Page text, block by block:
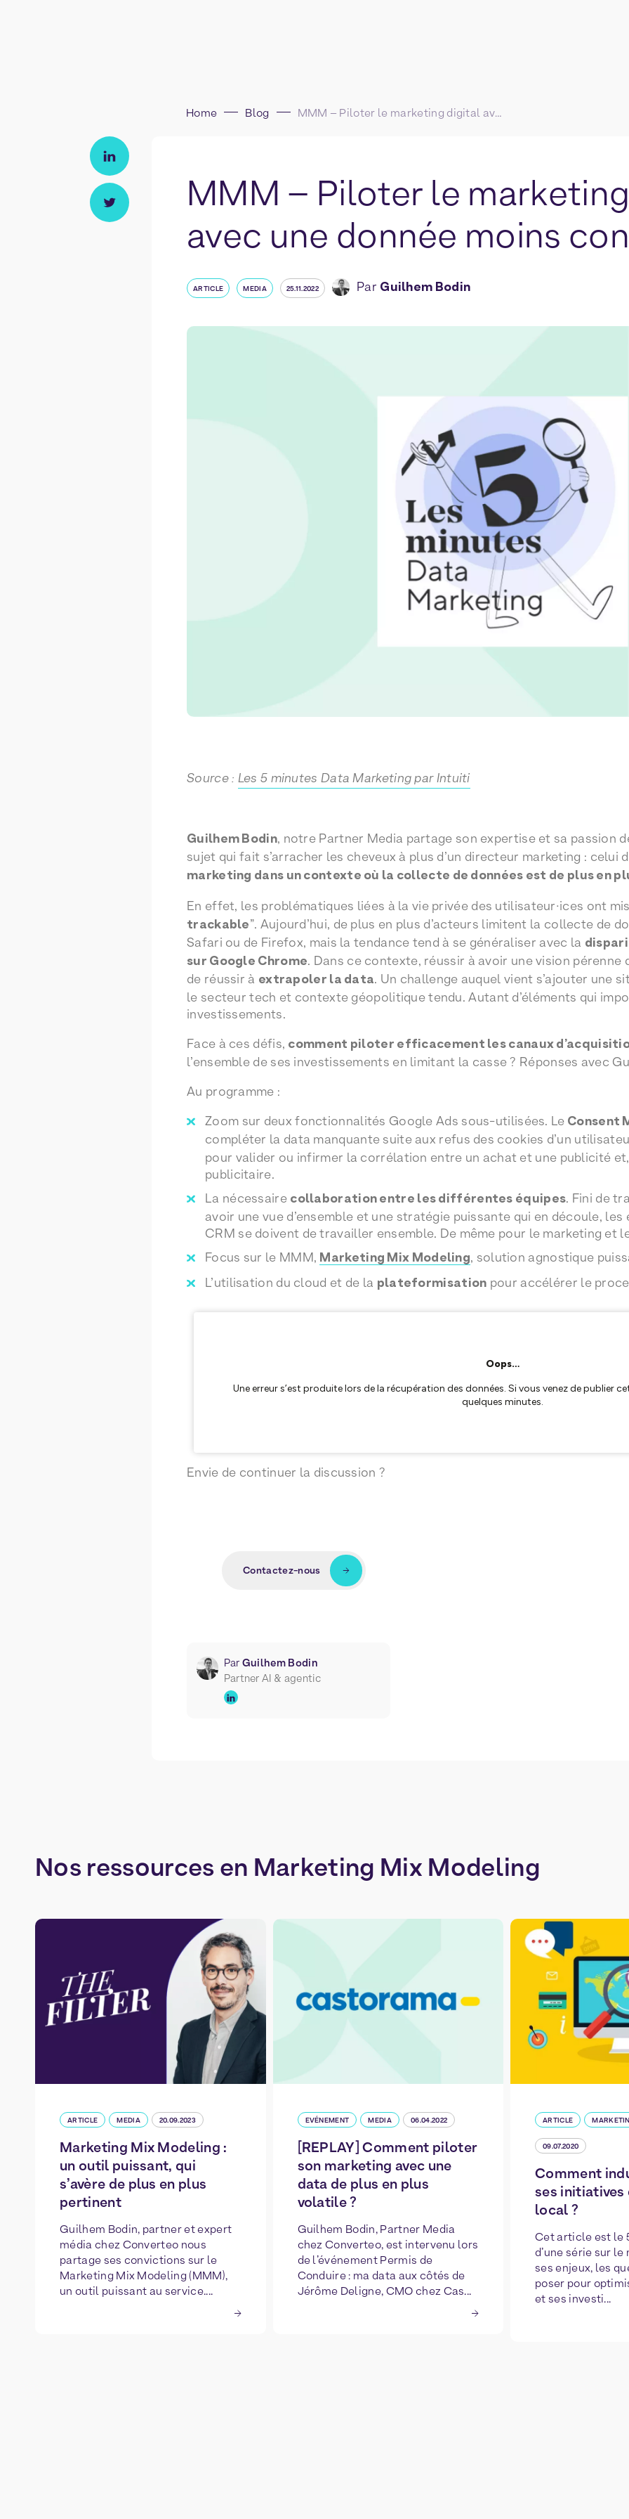
Home Blog MMM – Piloter le marketing digital avec une donnée moins consistante
MMM – Piloter le
avec une donnée moins
ARTICLE MEDIA 25.11.2022 Par Guilhem Bodin
Source : Les 5 minutes Data Marketing par Intuiti
Guilhem Bodin, notre Partner Media partage son expertise et sa passion
sujet qui fait s’arracher les cheveux à plus d’un directeur marketing : celui
marketing dans un contexte où la collecte de données est de plus en
En effet, les problématiques liées à la vie privée des utilisateur·ices ont mis
trackable”. Aujourd’hui, de plus en plus d’acteurs limitent la collecte de
Safari ou de Firefox, mais la tendance tend à se généraliser avec la
sur Google Chrome. Dans ce contexte, réussir à avoir une vision pérenne
de réussir à extrapoler la data. Un challenge auquel vient s’ajouter une
le secteur tech et contexte géopolitique tendu. Autant d’éléments qui
investissements.
Face à ces défis, comment piloter efficacement les canaux
l’ensemble de ses investissements en limitant la casse ? Réponses avec
Au programme :
Zoom sur deux fonctionnalités Google Ads sous-utilisées. Le Consent
compléter la data manquante suite aux refus des cookies d’un
pour valider ou infirmer la corrélation entre un achat et une publicité
publicitaire.
La nécessaire collaboration entre les différentes équipes. Fini de
avoir une vue d’ensemble et une stratégie puissante qui en découle,
CRM se doivent de travailler ensemble. De même pour le marketing et
Focus sur le MMM, Marketing Mix Modeling, solution agnostique
L’utilisation du cloud et de la plateformisation pour accélérer le
Envie de continuer la discussion ?
Contactez-nous
Par Guilhem Bodin
Partner AI & agentic
Nos ressources en Marketing Mix Modeling
ARTICLE MEDIA 20.09.2023
Marketing Mix Modeling :
un outil puissant, qui
s’avère de plus en plus
pertinent
Guilhem Bodin, partner et expert
média chez Converteo nous
partage ses convictions sur le
Marketing Mix Modeling (MMM),
un outil puissant au service....
EVÉNEMENT MEDIA 06.04.2022
[REPLAY] Comment piloter
son marketing avec une
data de plus en plus
volatile ?
Guilhem Bodin, Partner Media
chez Converteo, est intervenu lors
de l’événement Permis de
Conduire : ma data aux côtés de
Jérôme Deligne, CMO chez Cas...
ARTICLE
09.07.2020
Comment
ses initiatives
local ?
Cet article est le
d’une série sur
ses enjeux, les
poser pour
et ses investi...